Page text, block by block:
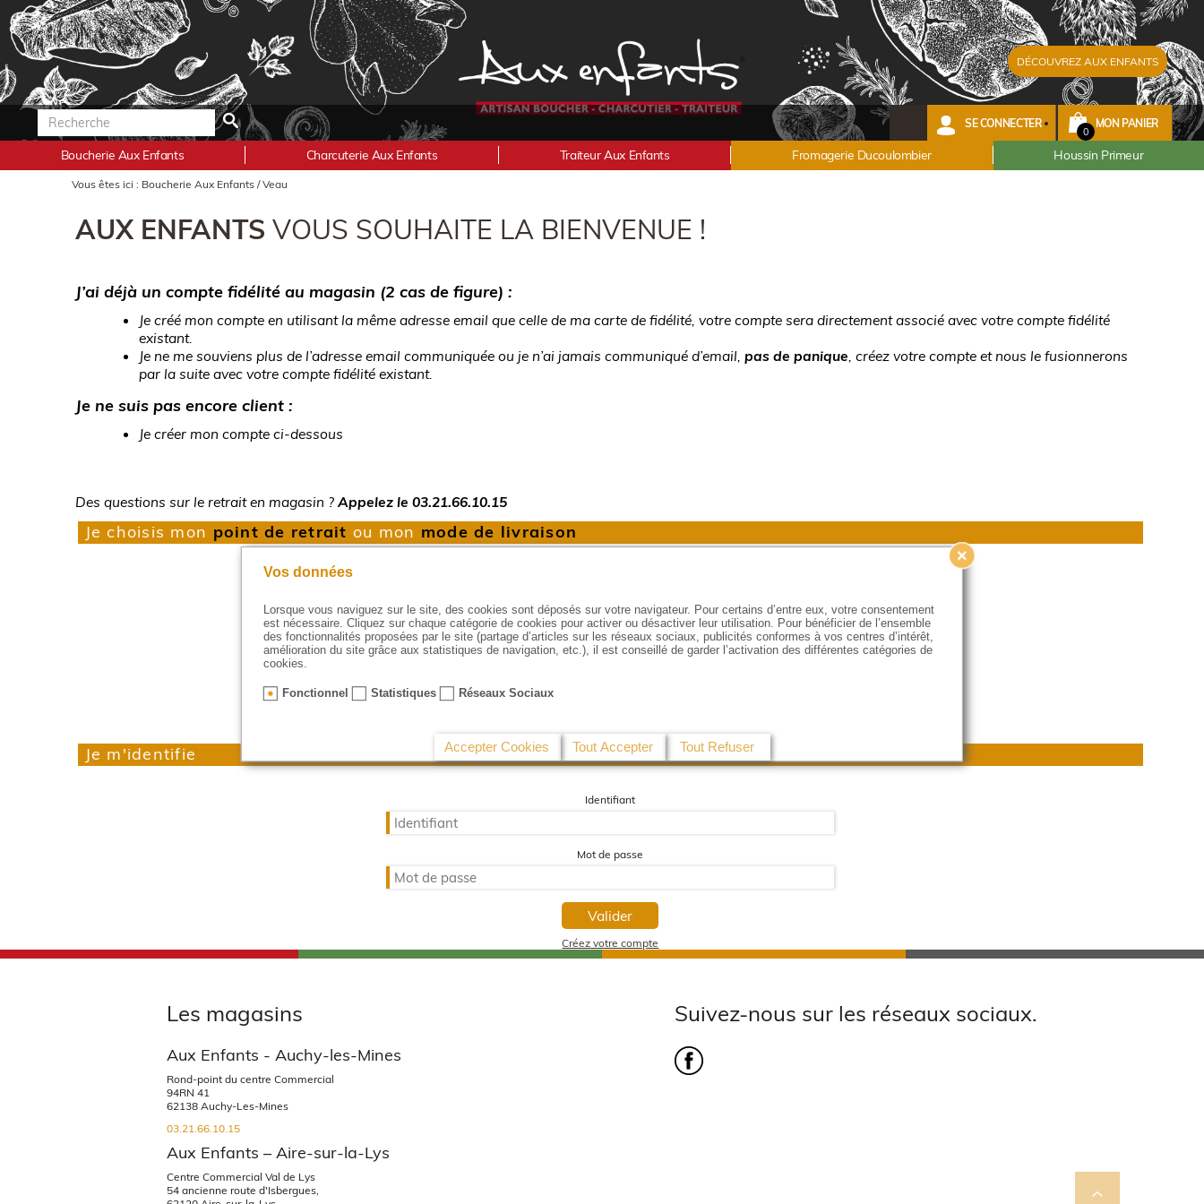
SE CONNECTER
0
MON PANIER
DÉCOUVREZ AUX ENFANTS
Boucherie Aux Enfants Charcuterie Aux Enfants Traiteur Aux Enfants Fromagerie Ducoulombier Houssin Primeur
Vous êtes ici : Boucherie Aux Enfants / Veau
AUX ENFANTS VOUS SOUHAITE LA BIENVENUE !
J’ai déjà un compte fidélité au magasin (2 cas de figure) :
Je créé mon compte en utilisant la même adresse email que celle de ma carte de fidélité, votre compte sera directement associé avec votre compte fidélité
existant.
Je ne me souviens plus de l’adresse email communiquée ou je n’ai jamais communiqué d’email, pas de panique, créez votre compte et nous le fusionnerons
par la suite avec votre compte fidélité existant.
Je ne suis pas encore client :
Je créer mon compte ci-dessous
Des questions sur le retrait en magasin ? Appelez le 03.21.66.10.15
Je choisis mon point de retrait ou mon mode de livraison
Point de retrait :
Saisissez votre code postal ou votre ville
OK
Je m'identifie
Identifiant
Mot de passe
Valider
Créez votre compte
Les magasins
Aux Enfants - Auchy-les-Mines
Rond-point du centre Commercial
94RN 41
62138 Auchy-Les-Mines
03.21.66.10.15
Aux Enfants – Aire-sur-la-Lys
Centre Commercial Val de Lys
54 ancienne route d'Isbergues,
Suivez-nous sur les réseaux sociaux.
Vos données
Lorsque vous naviguez sur le site, des cookies sont déposés sur votre navigateur. Pour certains d’entre eux, votre consentement
est nécessaire. Cliquez sur chaque catégorie de cookies pour activer ou désactiver leur utilisation. Pour bénéficier de l’ensemble
des fonctionnalités proposées par le site (partage d’articles sur les réseaux sociaux, publicités conformes à vos centres d’intérêt,
amélioration du site grâce aux statistiques de navigation, etc.), il est conseillé de garder l’activation des différentes catégories de
cookies.
Fonctionnel Statistiques Réseaux Sociaux
Accepter Cookies Tout Accepter Tout Refuser